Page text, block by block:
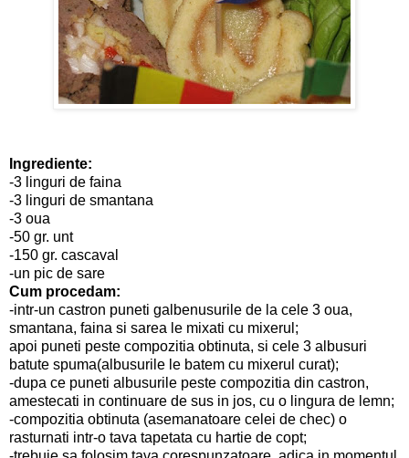
Ingrediente:
-3 linguri de faina
-3 linguri de smantana
-3 oua
-50 gr. unt
-150 gr. cascaval
-un pic de sare
Cum procedam:
-intr-un castron puneti galbenusurile de la cele 3 oua,
smantana, faina si sarea le mixati cu mixerul;
apoi puneti peste compozitia obtinuta, si cele 3 albusuri
batute spuma(albusurile le batem cu mixerul curat);
-dupa ce puneti albusurile peste compozitia din castron,
amestecati in continuare de sus in jos, cu o lingura de lemn;
-compozitia obtinuta (asemanatoare celei de chec) o
rasturnati intr-o tava tapetata cu hartie de copt;